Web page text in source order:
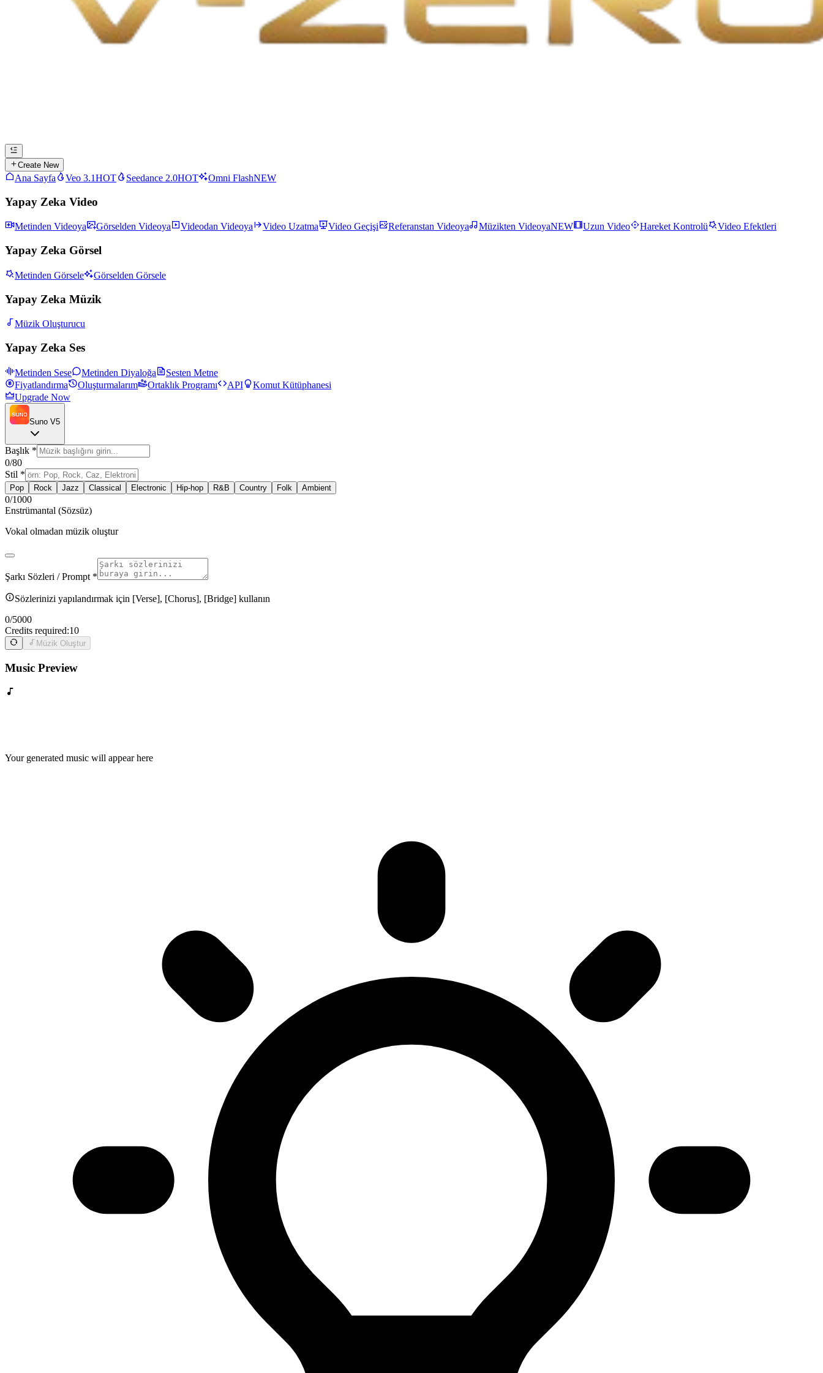
Create New
Ana Sayfa Veo 3.1HOT Seedance 2.0HOT Omni FlashNEW
Yapay Zeka Video
Metinden Videoya Görselden Videoya Videodan Videoya Video Uzatma Video Geçişi Referanstan Videoya Müzikten VideoyaNEW Uzun Video Hareket Kontrolü Video Efektleri
Yapay Zeka Görsel
Metinden Görsele Görselden Görsele
Yapay Zeka Müzik
Müzik Oluşturucu
Yapay Zeka Ses
Metinden Sese Metinden Diyaloğa
Sesten Metne
Fiyatlandırma
Oluşturmalarım Ortaklık Programı API
Komut Kütüphanesi
Upgrade Now
Suno V5
Başlık *
0/80
Stil *
Pop Rock Jazz Classical Electronic Hip-hop R&B Country Folk Ambient
0/1000
Enstrümantal (Sözsüz)
Vokal olmadan müzik oluştur
Şarkı Sözleri / Prompt *
Sözlerinizi yapılandırmak için [Verse], [Chorus], [Bridge] kullanın
0/5000
Credits required:10
Müzik Oluştur
Music Preview
Your generated music will appear here